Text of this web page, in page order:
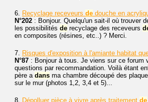
6. Recyclage receveurs de douche en
N°202 : Bonjour. Quelqu'un sait-il où trouver
les possibilités de recyclage des receveurs
en composites (résines, etc..) ? Merci.
7. Risques d'exposition à l'amiante habitat
N°87 : Bonjour à tous. Je viens sur ce forum
questions par recommandation. Voilà étant
père a dans ma chambre découpé des
sur le mur (photos 1,2, 3,4 et 5)...
8. Dépolluer pièce à vivre après traitement de